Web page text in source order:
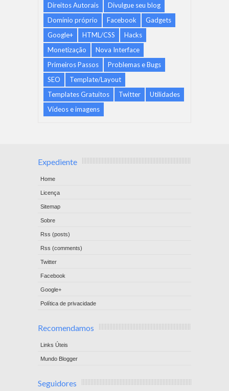
Direitos Autorais
Divulgue seu blog
Domínio próprio
Facebook
Gadgets
Google+
HTML/CSS
Hacks
Monetização
Nova Interface
Primeiros Passos
Problemas e Bugs
SEO
Template/Layout
Templates Gratuitos
Twitter
Utilidades
Vídeos e imagens
Expediente
Home
Licença
Sitemap
Sobre
Rss (posts)
Rss (comments)
Twitter
Facebook
Google+
Política de privacidade
Recomendamos
Links Úteis
Mundo Blogger
Seguidores